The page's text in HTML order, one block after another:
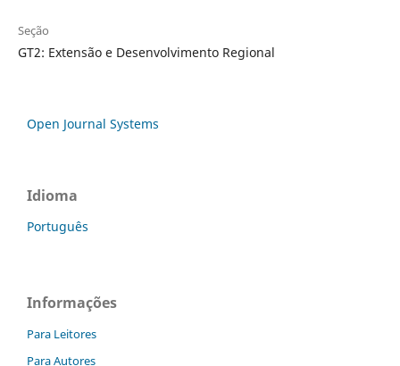
Seção
GT2: Extensão e Desenvolvimento Regional
Open Journal Systems
Idioma
Português
Informações
Para Leitores
Para Autores